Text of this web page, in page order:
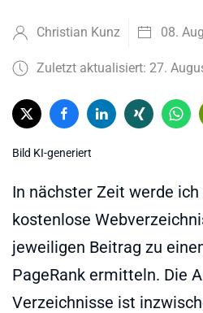
Christian Kunz 08.
Zuletzt aktualisiert: 27.
Bild KI-generiert
In nächster Zeit werde
kostenlose
jeweiligen Beitrag zu
PageRank ermitteln. Die
Verzeichnisse ist